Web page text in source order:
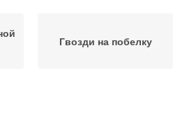
Гвозди на побелку